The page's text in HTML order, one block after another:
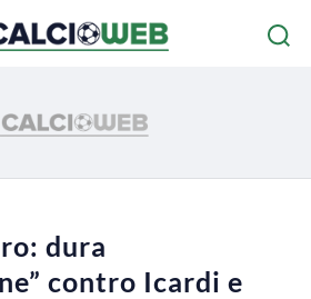
dura
contro Icardi e